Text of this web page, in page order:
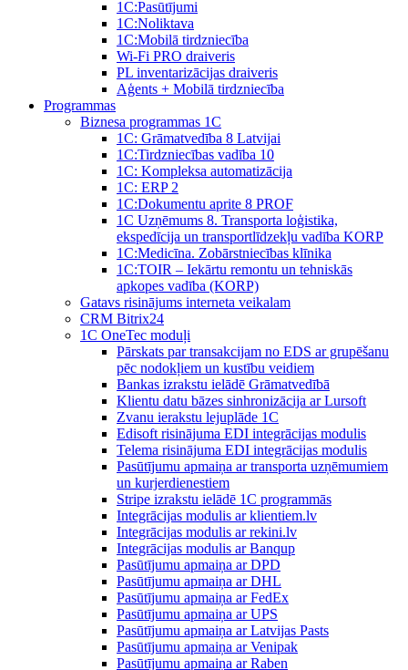
1С:Pasūtījumi
1С:Noliktava
1С:Mobilā tirdzniecība
Wi-Fi PRO draiveris
PL inventarizācijas draiveris
Aģents + Mobilā tirdzniecība
Programmas
Biznesa programmas 1C
1C: Grāmatvedība 8 Latvijai
1C:Tirdzniecības vadība 10
1С: Kompleksa automatizācija
1C: ERP 2
1С:Dokumentu aprite 8 PROF
1C Uzņēmums 8. Transporta loģistika,
ekspedīcija un transportlīdzekļu vadība KORP
1C:Medicīna. Zobārstniecības klīnika
1C:TOIR – Iekārtu remontu un tehniskās
apkopes vadība (KORP)
Gatavs risinājums interneta veikalam
CRM Bitrix24
1С OneTec moduļi
Pārskats par transakcijam no EDS ar grupēšanu
pēc nodokļiem un kustību veidiem
Bankas izrakstu ielādē Grāmatvedībā
Klientu datu bāzes sinhronizācija ar Lursoft
Zvanu ierakstu lejuplāde 1C
Edisoft risinājuma EDI integrācijas modulis
Telema risinājuma EDI integrācijas modulis
Pasūtījumu apmaiņa ar transporta uzņēmumiem
un kurjerdienestiem
Stripe izrakstu ielādē 1C programmās
Integrācijas modulis ar klientiem.lv
Integrācijas modulis ar rekini.lv
Integrācijas modulis ar Banqup
Pasūtījumu apmaiņa ar DPD
Pasūtījumu apmaiņa ar DHL
Pasūtījumu apmaiņa ar FedEx
Pasūtījumu apmaiņa ar UPS
Pasūtījumu apmaiņa ar Latvijas Pasts
Pasūtījumu apmaiņa ar Venipak
Pasūtījumu apmaiņa ar Raben